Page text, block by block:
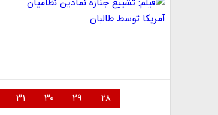
۲۸ ۲۹ ۳۰ ۳۱